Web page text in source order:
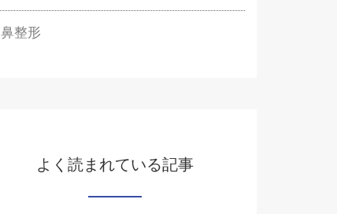
鼻整形
よく読まれている記事